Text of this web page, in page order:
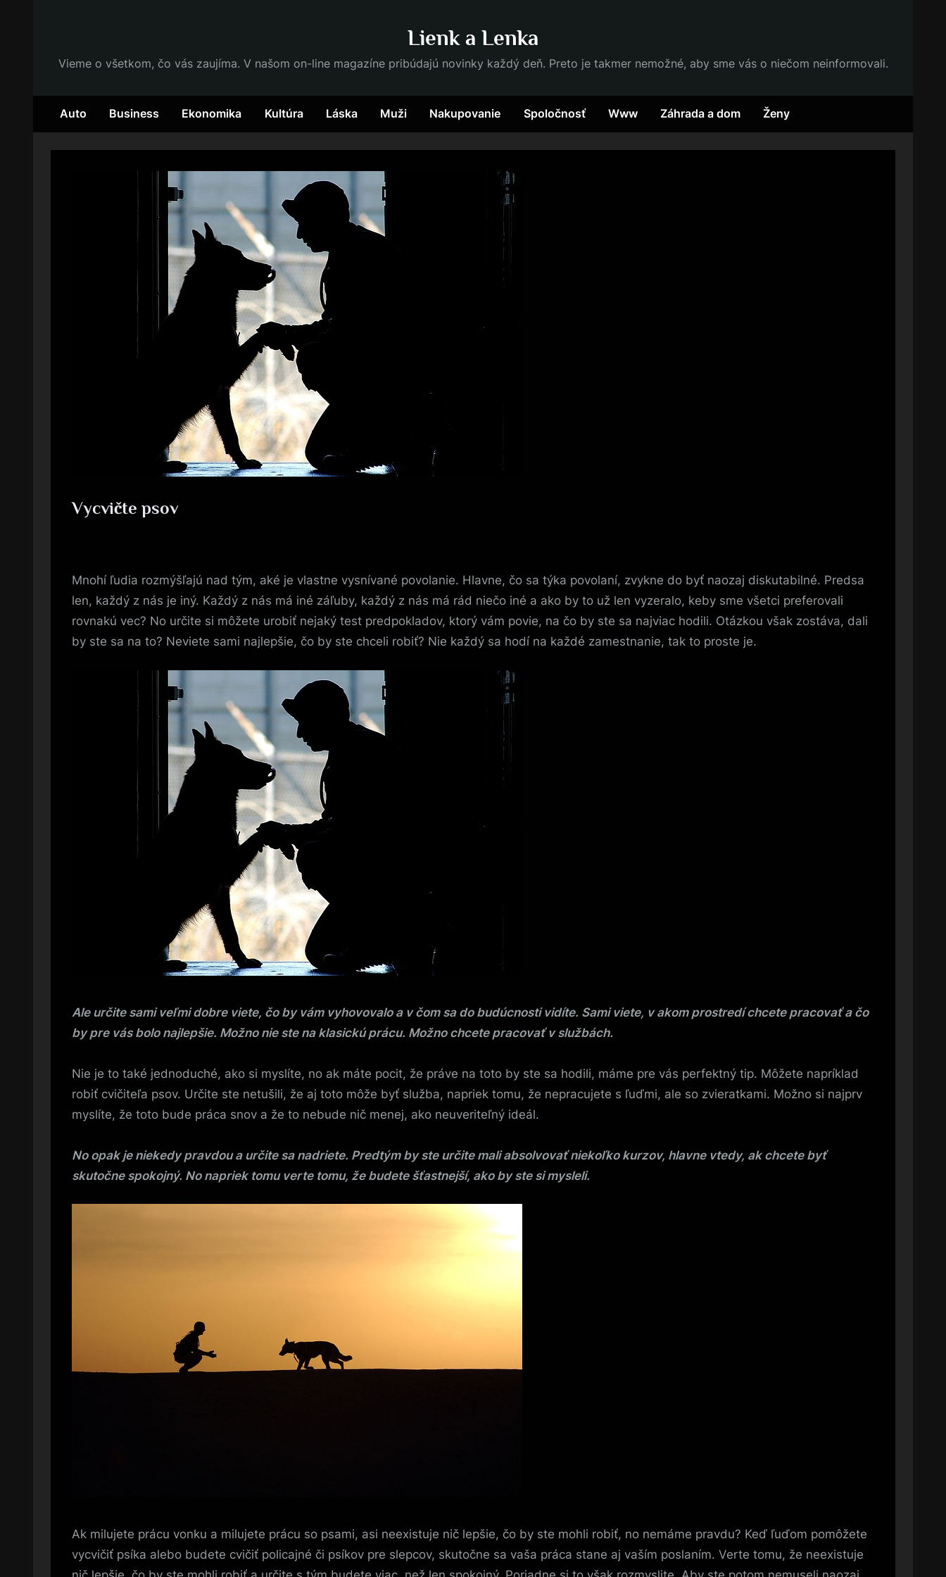
Lienk a Lenka
Vieme o všetkom, čo vás zaujíma. V našom on-line magazíne pribúdajú novinky každý deň. Preto je takmer nemožné, aby sme vás o niečom neinformovali.
Auto Business Ekonomika Kultúra Láska Muži Nakupovanie Spoločnosť Www Záhrada a dom Ženy
Vycvičte psov
Mnohí ľudia rozmýšľajú nad tým, aké je vlastne vysnívané povolanie. Hlavne, čo sa týka povolaní, zvykne do byť naozaj diskutabilné. Predsa
len, každý z nás je iný. Každý z nás má iné záľuby, každý z nás má rád niečo iné a ako by to už len vyzeralo, keby sme všetci preferovali
rovnakú vec? No určite si môžete urobiť nejaký test predpokladov, ktorý vám povie, na čo by ste sa najviac hodili. Otázkou však zostáva, dali
by ste sa na to? Neviete sami najlepšie, čo by ste chceli robiť? Nie každý sa hodí na každé zamestnanie, tak to proste je.
Ale určite sami veľmi dobre viete, čo by vám vyhovovalo a v čom sa do budúcnosti vidíte. Sami viete, v akom prostredí chcete pracovať a čo
by pre vás bolo najlepšie. Možno nie ste na klasickú prácu. Možno chcete pracovať v službách.
Nie je to také jednoduché, ako si myslíte, no ak máte pocit, že práve na toto by ste sa hodili, máme pre vás perfektný tip. Môžete napríklad
robiť cvičiteľa psov. Určite ste netušili, že aj toto môže byť služba, napriek tomu, že nepracujete s ľuďmi, ale so zvieratkami. Možno si najprv
myslíte, že toto bude práca snov a že to nebude nič menej, ako neuveriteľný ideál.
No opak je niekedy pravdou a určite sa nadriete. Predtým by ste určite mali absolvovať niekoľko kurzov, hlavne vtedy, ak chcete byť
skutočne spokojný. No napriek tomu verte tomu, že budete šťastnejší, ako by ste si mysleli.
Ak milujete prácu vonku a milujete prácu so psami, asi neexistuje nič lepšie, čo by ste mohli robiť, no nemáme pravdu? Keď ľuďom pomôžete
vycvičiť psíka alebo budete cvičiť policajné či psíkov pre slepcov, skutočne sa vaša práca stane aj vaším poslaním. Verte tomu, že neexistuje